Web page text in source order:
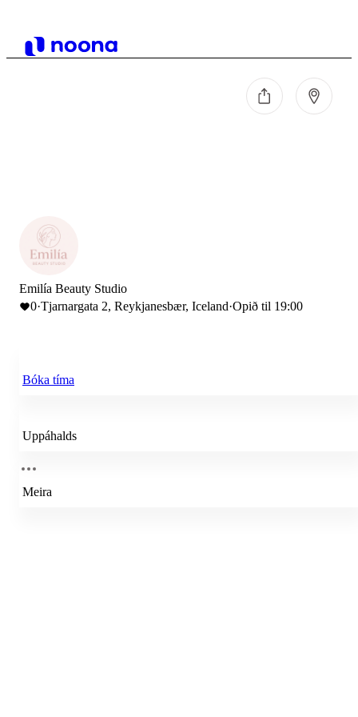
Emilía Beauty Studio
0·Tjarnargata 2, Reykjanesbær, Iceland·Opið til 19:00
Bóka tíma
Uppáhalds
Meira